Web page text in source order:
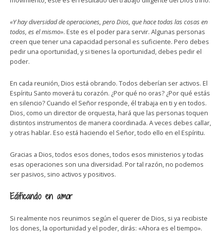
«Y hay diversidad de operaciones, pero Dios, que hace todas las cosas en
todos, es el mismo». Este es el poder para servir. Algunas personas
creen que tener una capacidad personal es suficiente. Pero debes
pedir una oportunidad, y si tienes la oportunidad, debes pedir el
poder.
En cada reunión, Dios está obrando. Todos deberían ser activos. El
Espíritu Santo moverá tu corazón. ¿Por qué no oras? ¿Por qué estás
en silencio? Cuando el Señor responde, él trabaja en ti y en todos.
Dios, como un director de orquesta, hará que las personas toquen
distintos instrumentos de manera coordinada. A veces debes callar,
y otras hablar. Eso está haciendo el Señor, todo ello en el Espíritu.
Gracias a Dios, todos esos dones, todos esos ministerios y todas
esas operaciones son una diversidad. Por tal razón, no podemos
ser pasivos, sino activos y positivos.
Edificando en amor
Si realmente nos reunimos según el querer de Dios, si ya recibiste
los dones, la oportunidad y el poder, dirás: «Ahora es el tiempo».